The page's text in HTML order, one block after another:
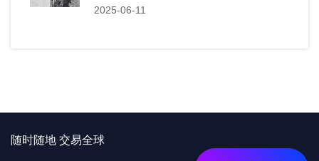
2025-06-11
随时随地 交易全球